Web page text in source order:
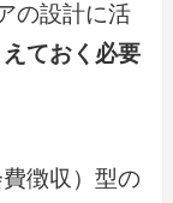
の設計に活
ておく必要
徴収）型の